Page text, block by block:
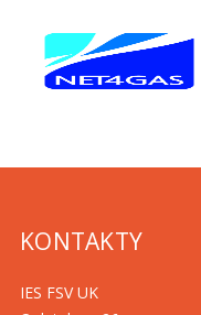
KONTAKTY
IES FSV UK